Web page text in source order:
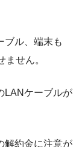
ブル、端末も
せん。
LANケーブルが
解約金に注意が